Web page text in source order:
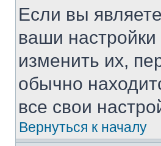
Если вы
ваши
изменить их,
обычно
все свои
Вернуться к началу